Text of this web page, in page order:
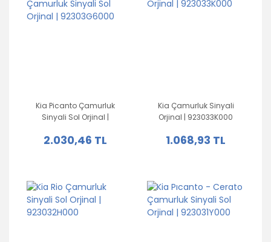
Kia Picanto Çamurluk
Sinyali Sol Orjinal |
2.030,46 TL
Kia Çamurluk Sinyali
Orjinal | 923033K000
1.068,93 TL